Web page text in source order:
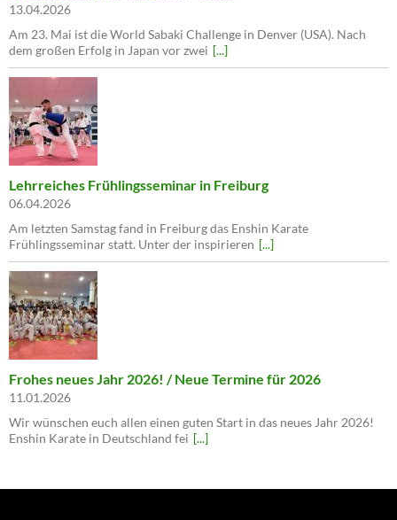
13.04.2026
Am 23. Mai ist die World Sabaki Challenge in Denver (USA). Nach
dem großen Erfolg in Japan vor zwei [...]
Lehrreiches Frühlingsseminar in Freiburg
06.04.2026
Am letzten Samstag fand in Freiburg das Enshin Karate
Frühlingsseminar statt. Unter der inspirieren [...]
Frohes neues Jahr 2026! / Neue Termine für 2026
11.01.2026
Wir wünschen euch allen einen guten Start in das neues Jahr 2026!
Enshin Karate in Deutschland fei [...]